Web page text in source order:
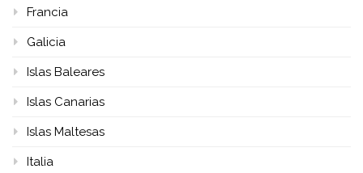
Francia
Galicia
Islas Baleares
Islas Canarias
Islas Maltesas
Italia